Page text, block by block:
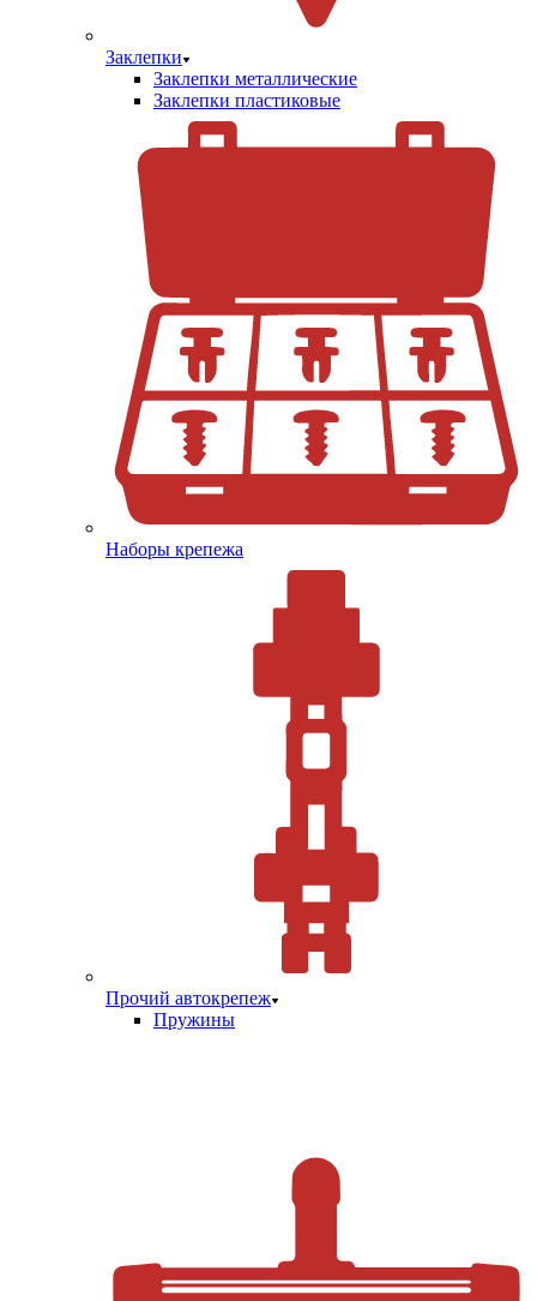
Заклепки
Заклепки металлические
Заклепки пластиковые
Наборы крепежа
Прочий автокрепеж
Пружины